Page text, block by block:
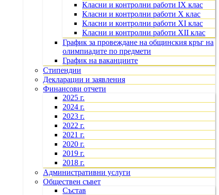
Класни и контролни работи IX клас
Класни и контролни работи X клас
Класни и контролни работи XI клас
Класни и контролни работи XII клас
График за провеждане на общинския кръг на
олимпиадите по предмети
График на ваканциите
Стипендии
Декларации и заявления
Финансови отчети
2025 г.
2024 г.
2023 г.
2022 г.
2021 г.
2020 г.
2019 г.
2018 г.
Административни услуги
Обществен съвет
Състав